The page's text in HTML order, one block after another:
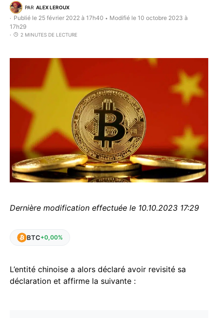
PAR ALEX LEROUX
Publié le 25 février 2022 à 17h40 • Modifié le 10 octobre 2023 à
17h29
2 MINUTES DE LECTURE
Dernière modification effectuée le 10.10.2023 17:29
BTC+0,00%
L’entité chinoise a alors déclaré avoir revisité sa
déclaration et affirme la suivante :